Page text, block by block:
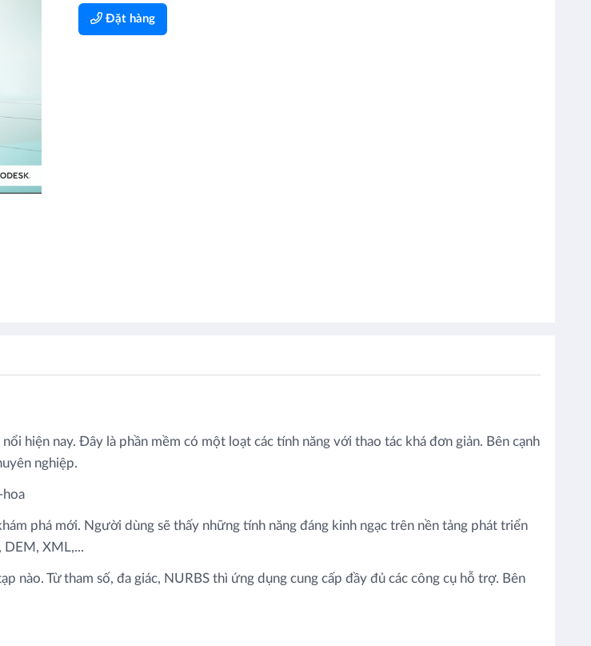
Đặt hàng
hiện nay. Đây là phần mềm có một loạt các tính năng với thao tác khá đơn giản. Bên cạnh
nghiệp.
phá mới. Người dùng sẽ thấy những tính năng đáng kinh ngạc trên nền tảng phát triển
DEM, XML,...
Từ tham số, đa giác, NURBS thì ứng dụng cung cấp đầy đủ các công cụ hỗ trợ. Bên